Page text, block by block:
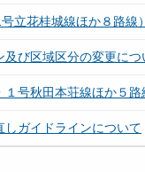
立花桂城線ほか８路線
び区域区分の変更に
号秋田本荘線ほか５
ガイドラインについて